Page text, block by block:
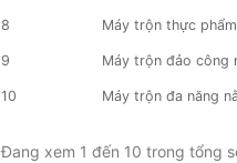
8 Máy trộn thực
9 Máy trộn đảo công
10 Máy trộn đa năng
Đang xem 1 đến 10 trong tổng